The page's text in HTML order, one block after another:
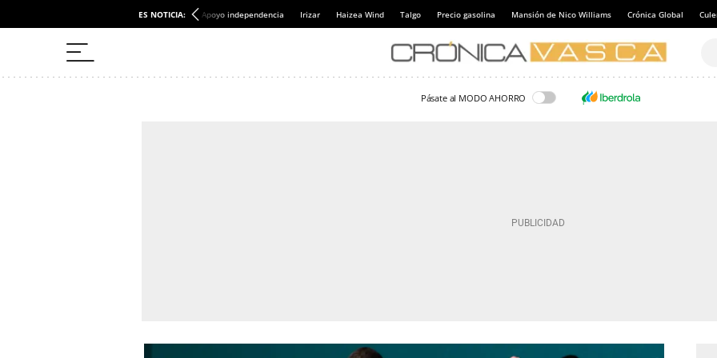
ES NOTICIA: Apoyo independencia Irizar Haizea Wind Talgo Precio gasolina Mansión de Nico Williams Crónica Global
Pásate al MODO AHORRO